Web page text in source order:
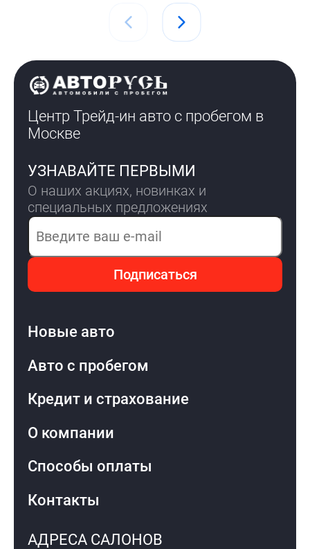
Центр Трейд-ин авто с пробегом в
Москве
УЗНАВАЙТЕ ПЕРВЫМИ
О наших акциях, новинках и
специальных предложениях
Электронная почта
Подписаться
Новые авто
Авто с пробегом
Кредит и страхование
О компании
Способы оплаты
Контакты
АДРЕСА САЛОНОВ